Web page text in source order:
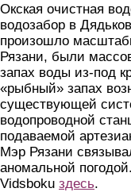
Окская очистная
водозабор в
произошло
Рязани, были
запах воды из-под
«рыбный» запах
существующей
водопроводной
подаваемой
Мэр Рязани
аномальной
Vidsboku здесь.